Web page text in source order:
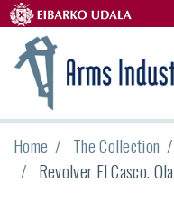
Home The Collection
Revolver El Casco.